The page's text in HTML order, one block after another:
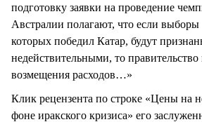
подготовку заявки на проведение
Австралии полагают, что если выборы
которых победил Катар, будут
недействительными, то правительство
возмещения расходов…»
Клик рецензента по строке «Цены на
фоне иракского кризиса» его